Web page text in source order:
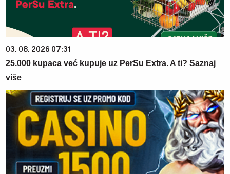
03. 08. 2026 07:31
25.000 kupaca već kupuje uz PerSu Extra. A ti? Saznaj
više